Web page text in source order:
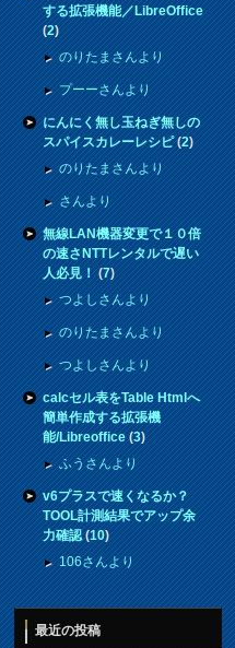
する拡張機能／LibreOffice
(2)
のりたまさんより
プーーさんより
にんにく無し玉ねぎ無しの
スパイスカレーレシピ(2)
のりたまさんより
さんより
無線LAN機器変更で１０倍
の速さNTTレンタルで遅い
人必見！(7)
つよしさんより
のりたまさんより
つよしさんより
calcセル表をTable Htmlへ
簡単作成する拡張機
能/Libreoffice(3)
ふうさんより
v6プラスで速くなるか？
TOOL計測結果でアップ余
力確認(10)
106さんより
最近の投稿